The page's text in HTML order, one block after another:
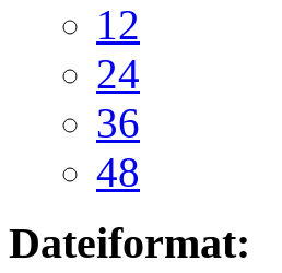
12
24
36
48
Dateiformat: